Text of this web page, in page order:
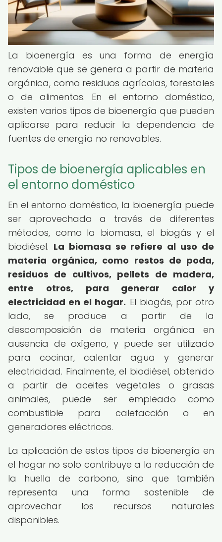
La bioenergía es una forma de energía
renovable que se genera a partir de materia
orgánica, como residuos agrícolas, forestales
o de alimentos. En el entorno doméstico,
existen varios tipos de bioenergía que pueden
aplicarse para reducir la dependencia de
fuentes de energía no renovables.
Tipos de bioenergía aplicables en
el entorno doméstico
En el entorno doméstico, la bioenergía puede
ser aprovechada a través de diferentes
métodos, como la biomasa, el biogás y el
biodiésel. La biomasa se refiere al uso de
materia orgánica, como restos de poda,
residuos de cultivos, pellets de madera,
entre otros, para generar calor y
electricidad en el hogar. El biogás, por otro
lado, se produce a partir de la
descomposición de materia orgánica en
ausencia de oxígeno, y puede ser utilizado
para cocinar, calentar agua y generar
electricidad. Finalmente, el biodiésel, obtenido
a partir de aceites vegetales o grasas
animales, puede ser empleado como
combustible para calefacción o en
generadores eléctricos.
La aplicación de estos tipos de bioenergía en
el hogar no solo contribuye a la reducción de
la huella de carbono, sino que también
representa una forma sostenible de
aprovechar los recursos naturales
disponibles.